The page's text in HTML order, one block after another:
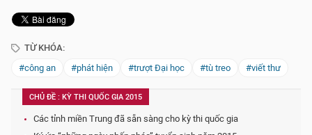
TỪ KHÓA:
#công an
#phát hiện #trượt Đại học #tù treo #viết thư
CHỦ ĐỀ : KỲ THI QUỐC GIA 2015
Các tỉnh miền Trung đã sẵn sàng cho kỳ thi quốc gia